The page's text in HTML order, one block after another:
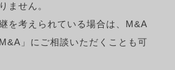
ません。
を考えられている場合は、M&A
」にご相談いただくことも可